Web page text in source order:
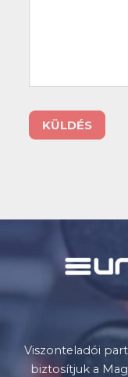
KÜLDÉS
Viszonteladói
biztosítjuk a